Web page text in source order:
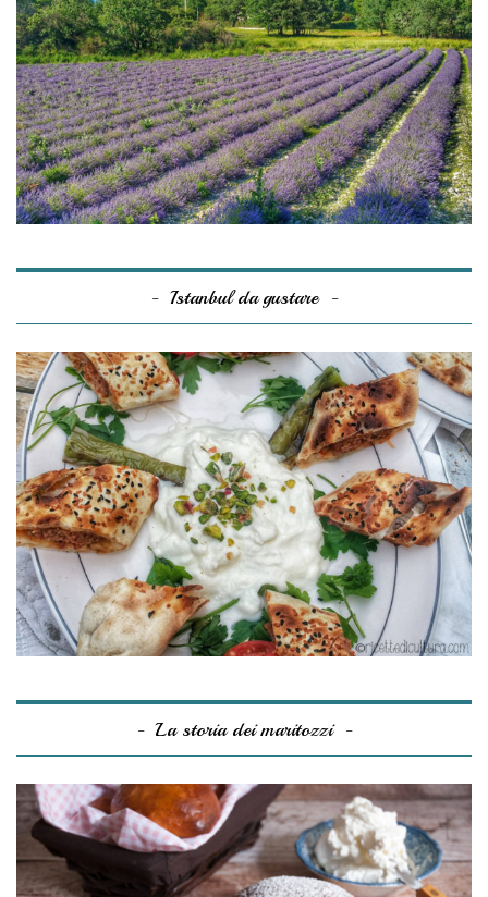
Istanbul da gustare
La storia dei maritozzi